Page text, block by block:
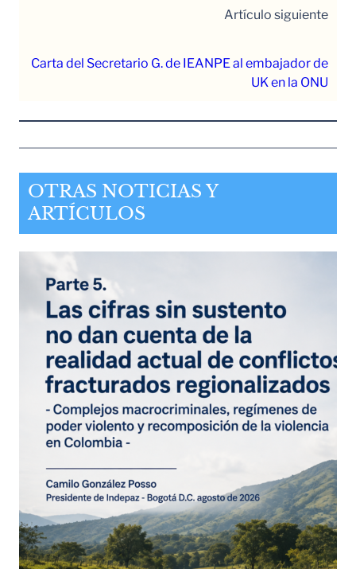
Artículo siguiente
Carta del Secretario G. de IEANPE al embajador de
UK en la ONU
OTRAS NOTICIAS Y
ARTÍCULOS